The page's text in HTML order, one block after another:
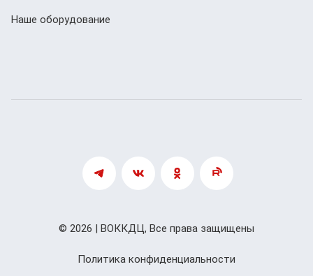
Наше оборудование
Политика конфиденциальности
© 2026 | ВОККДЦ, Все права защищены